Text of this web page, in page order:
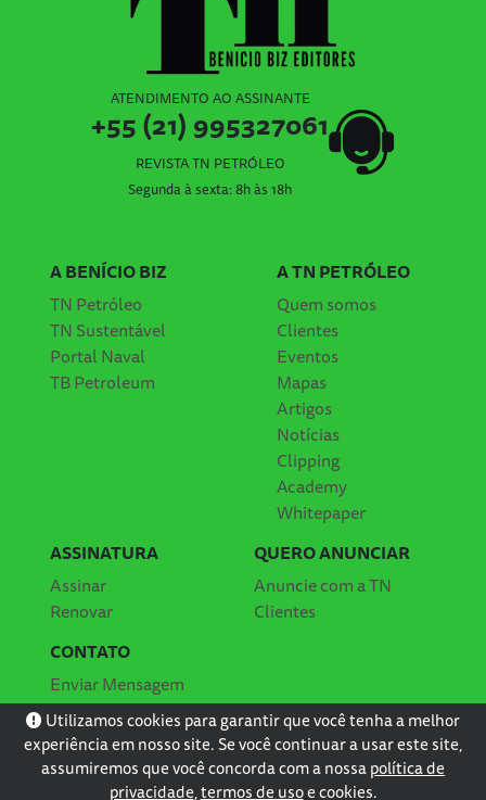
ATENDIMENTO AO ASSINANTE
+55 (21) 995327061
REVISTA TN PETRÓLEO
Segunda à sexta: 8h às 18h
A BENÍCIO BIZ
TN Petróleo
TN Sustentável
Portal Naval
TB Petroleum
A TN PETRÓLEO
Quem somos
Clientes
Eventos
Mapas
Artigos
Notícias
Clipping
Academy
Whitepaper
ASSINATURA
Assinar
Renovar
QUERO ANUNCIAR
Anuncie com a TN
Clientes
CONTATO
Enviar Mensagem
Localização
Utilizamos cookies para garantir que você tenha a melhor
experiência em nosso site. Se você continuar a usar este site,
assumiremos que você concorda com a nossapolítica de
privacidade,termos de usoe cookies.